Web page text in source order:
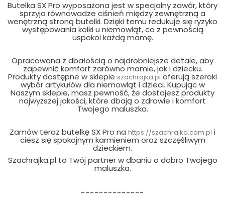
Butelka SX Pro wyposażona jest w specjalny zawór, który
sprzyja równowadze ciśnień między zewnętrzną a
wenętrzną stroną butelki. Dzięki temu redukuje się ryzyko
występowania kolki u niemowląt, co z pewnością
uspokoi każdą mamę.
Opracowana z dbałością o najdrobniejsze detale, aby
zapewnić komfort zarówno mamie, jak i dziecku.
Produkty dostępne w sklepie szachrajka.pl oferują szeroki
wybór artykułów dla niemowląt i dzieci. Kupując w
Naszym sklepie, masz pewność, że dostajesz produkty
najwyższej jakości, które dbają o zdrowie i komfort
Twojego maluszka.
Zamów teraz butelkę SX Pro na https://szachrajka.com.pl i
ciesz się spokojnym karmieniem oraz szczęśliwym
dzieckiem.
Szachrajka.pl to Twój partner w dbaniu o dobro Twojego
maluszka.
--------------